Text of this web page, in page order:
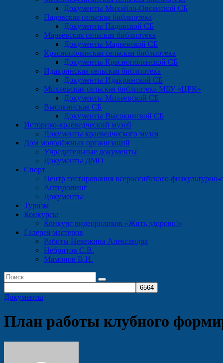
Документы Михайло-Овсянской СБ
Падовская сельская библиотека
Документы Падовской СБ
Марьевская сельская библиотека
Документы Марьевской СБ
Краснополянская сельская библиотека
Документы Краснополянской СБ
Идакринская сельская библиотека
Документы Идакринской СБ
Михеевская сельская библиотека МБУ «ЦРК»
Документы Михеевской СБ
Высокинская СБ
Документы Высокинской СБ
Историко-краеведческий музей
Документы краеведческого музея
Дом молодёжных организаций
Учредительные документы
Документы ДМО
Спорт
Центр тестирования всероссийского
Антидопинг
Документы
Туризм
Конкурсы
Конкурс видеороликов «Жить здорово!»
Галерея мастеров
Работы Невежина Александра
Небритов С.В.
Мамонов В.И.
Документы
План работы клубного